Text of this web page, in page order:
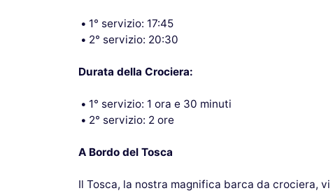
1° servizio: 17:45
2° servizio: 20:30
Durata della Crociera:
1° servizio: 1 ora e 30 minuti
2° servizio: 2 ore
A Bordo del Tosca
Il Tosca, la nostra magnifica barca da crociera,